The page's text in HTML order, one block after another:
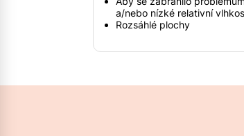
a/nebo nízké relativní
Rozsáhlé plochy